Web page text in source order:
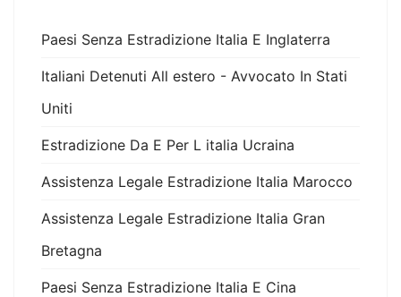
Paesi Senza Estradizione Italia E Inglaterra
Italiani Detenuti All estero - Avvocato In Stati
Uniti
Estradizione Da E Per L italia Ucraina
Assistenza Legale Estradizione Italia Marocco
Assistenza Legale Estradizione Italia Gran
Bretagna
Paesi Senza Estradizione Italia E Cina